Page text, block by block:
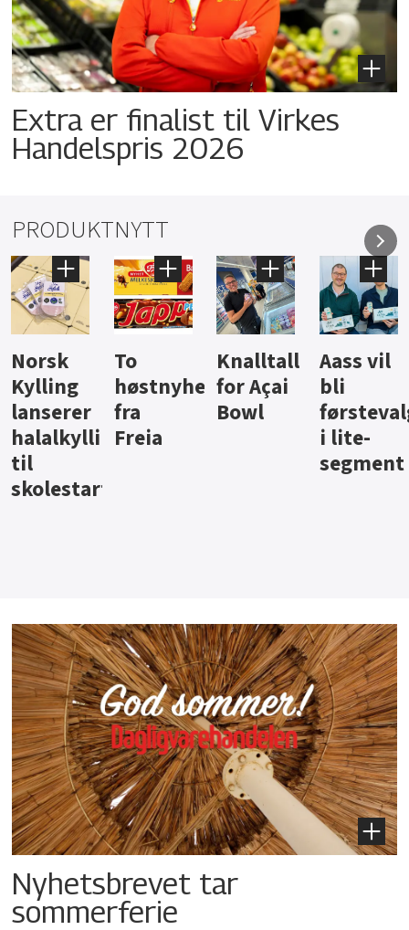
Extra er finalist til Virkes
Handelspris 2026
PRODUKTNYTT
Knalltall
for Açai
Bowl
Aass vil
bli
førstevalg
i lite-
Brus og
jus fra
Berentsen
Hard
iste fra
Hansa
Nyhetsbrevet tar
sommerferie